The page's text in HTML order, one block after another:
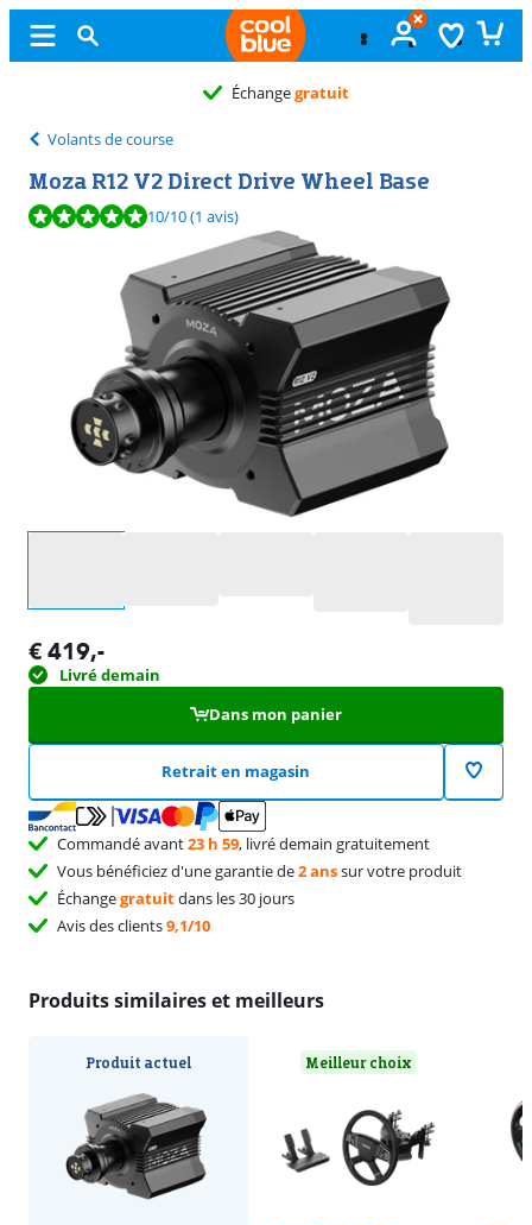
Échangegratuit
Volants de course
Moza R12 V2 Direct Drive Wheel Base
La note est de 10 sur 10, basée sur 1 avis.
10/10(1 avis)
€ 419,-
Livré demain
Dans mon panier
Retrait en magasin
Commandé avant23 h 59, livré demain gratuitement
Vous bénéficiez d'une garantie de2 anssur votre produit
Échangegratuitdans les 30 jours
Avis des clients9,1/10
Produits similaires et meilleurs
Produit actuel Meilleur choix